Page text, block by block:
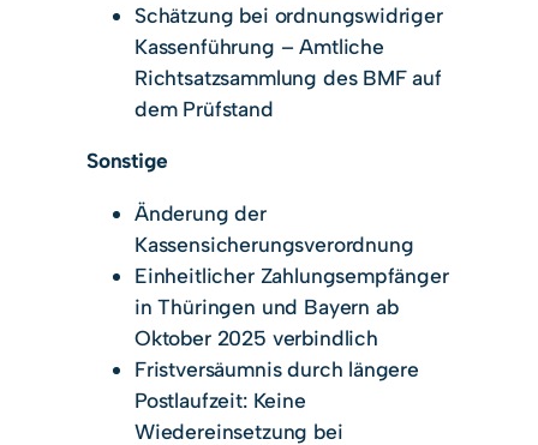
Schätzung bei ordnungswidriger
Kassenführung – Amtliche
Richtsatzsammlung des BMF auf
dem Prüfstand
Sonstige
Änderung der
Kassensicherungsverordnung
Einheitlicher Zahlungsempfänger
in Thüringen und Bayern ab
Oktober 2025 verbindlich
Fristversäumnis durch längere
Postlaufzeit: Keine
Wiedereinsetzung bei